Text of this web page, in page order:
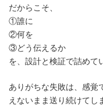
だからこそ、
①誰に
②何を
③どう伝えるか
を、設計と検証で詰めて
ありがちな失敗は、感覚
えないまま送り続けてし